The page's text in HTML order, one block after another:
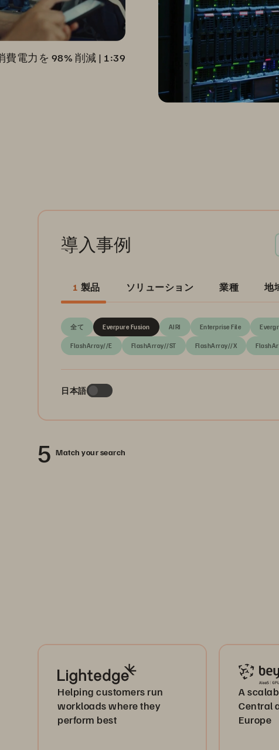
費電力を 98% 削減 | 1:39
導入事例
1 製品 ソリューション 業種 地
全て AIRI Enterprise File
Everpure Fusion
FlashArray//E FlashArray//ST FlashArray//X
日本語
5 Match your search
Helping customers run
workloads where they
perform best
A
Central
Europe